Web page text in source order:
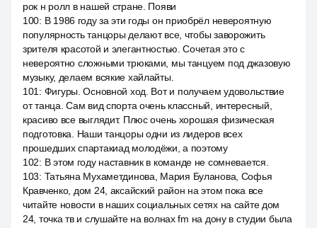
рок н ролл в нашей стране. Появи
100: В 1986 году за эти годы он приобрёл невероятную
популярность танцоры делают все, чтобы заворожить
зрителя красотой и элегантностью. Сочетая это с
невероятно сложными трюками, мы танцуем под джазовую
музыку, делаем всякие хайлайты.
101 : Фигуры. Основной ход. Вот и получаем удовольствие
от танца. Сам вид спорта очень классный, интересный,
красиво все выглядит. Плюс очень хорошая физическая
подготовка. Наши танцоры одни из лидеров всех
прошедших спартакиад молодёжи, а поэтому
102: В этом году наставник в команде не сомневается.
103: Татьяна Мухаметдинова, Мария Буланова, Софья
Кравченко, дом 24, аксайский район на этом пока все
читайте новости в наших социальных сетях на сайте дом
24, точка тв и слушайте на волнах fm на дону в студии была